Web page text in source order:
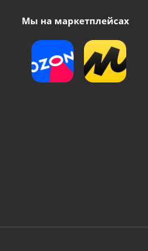
Мы на маркетплейсах